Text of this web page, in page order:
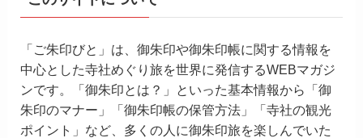
「ご朱印びと」は、御朱印や御朱印帳に関する情報を
中心とした寺社めぐり旅を世界に発信するWEBマガジ
ンです。「御朱印とは？」といった基本情報から「御
朱印のマナー」「御朱印帳の保管方法」「寺社の観光
ポイント」など、多くの人に御朱印旅を楽しんでいた